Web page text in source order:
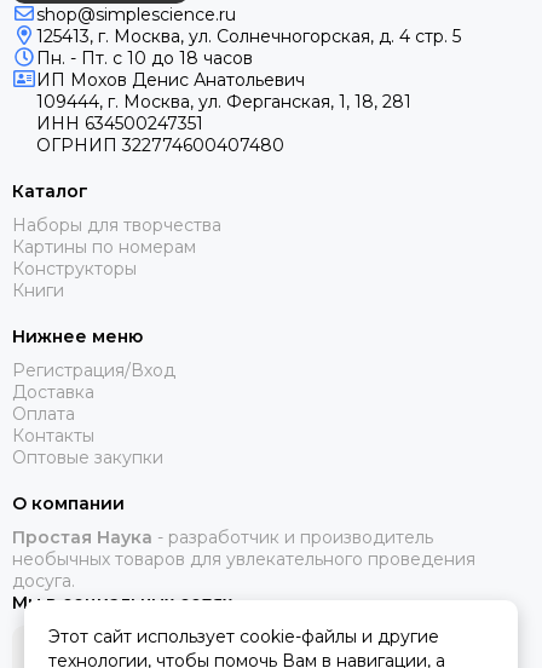
shop@simplescience.ru
125413, г. Москва, ул. Солнечногорская, д. 4 стр. 5
Пн. - Пт. с 10 до 18 часов
ИП Мохов Денис Анатольевич
109444, г. Москва, ул. Ферганская, 1, 18, 281
ИНН 634500247351
ОГРНИП322774600407480
Каталог
Наборы для творчества
Картины по номерам
Конструкторы
Книги
Нижнее меню
Регистрация/Вход
Доставка
Оплата
Контакты
Оптовые закупки
О компании
Простая Наука - разработчик и производитель
необычных товаров для увлекательного проведения
досуга.
Мы в социальных сетях
Этот сайт использует cookie-файлы и другие
технологии, чтобы помочь Вам в навигации, а